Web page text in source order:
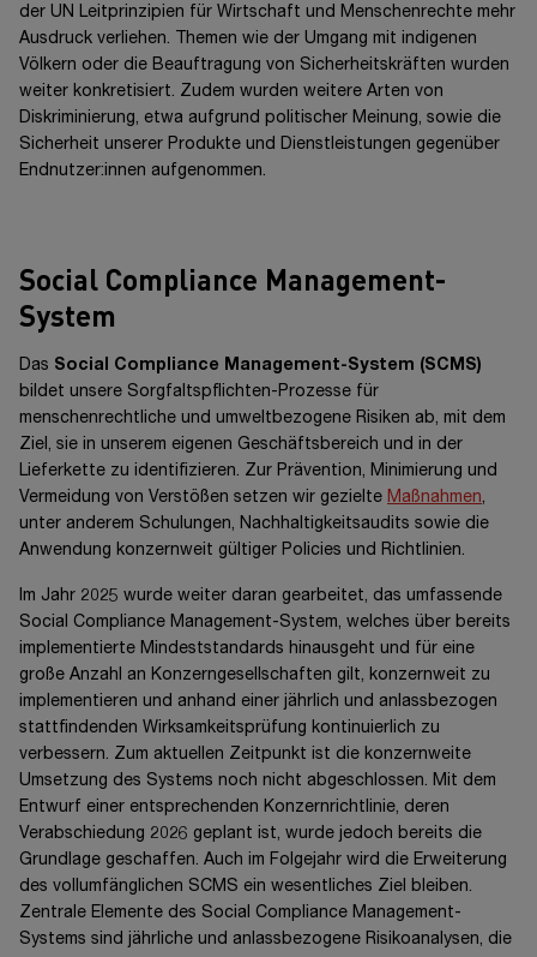
der UN Leitprinzipien für Wirtschaft und Menschenrechte mehr
Ausdruck verliehen. Themen wie der Umgang mit indigenen
Völkern oder die Beauftragung von Sicherheitskräften wurden
weiter konkretisiert. Zudem wurden weitere Arten von
Diskriminierung, etwa aufgrund politischer Meinung, sowie die
Sicherheit unserer Produkte und Dienstleistungen gegenüber
Endnutzer:innen aufgenommen.
Social Compliance Management-
System
Das Social Compliance Management-System (SCMS)
bildet unsere Sorgfaltspflichten-Prozesse für
menschenrechtliche und umweltbezogene Risiken ab, mit dem
Ziel, sie in unserem eigenen Geschäftsbereich und in der
Lieferkette zu identifizieren. Zur Prävention, Minimierung und
Vermeidung von Verstößen setzen wir gezielte Maßnahmen,
unter anderem Schulungen, Nachhaltigkeitsaudits sowie die
Anwendung konzernweit gültiger Policies und Richtlinien.
Im Jahr 2025 wurde weiter daran gearbeitet, das umfassende
Social Compliance Management-System, welches über bereits
implementierte Mindeststandards hinausgeht und für eine
große Anzahl an Konzerngesellschaften gilt, konzernweit zu
implementieren und anhand einer jährlich und anlassbezogen
stattfindenden Wirksamkeitsprüfung kontinuierlich zu
verbessern. Zum aktuellen Zeitpunkt ist die konzernweite
Umsetzung des Systems noch nicht abgeschlossen. Mit dem
Entwurf einer entsprechenden Konzernrichtlinie, deren
Verabschiedung 2026 geplant ist, wurde jedoch bereits die
Grundlage geschaffen. Auch im Folgejahr wird die Erweiterung
des vollumfänglichen SCMS ein wesentliches Ziel bleiben.
Zentrale Elemente des Social Compliance Management-
Systems sind jährliche und anlassbezogene Risikoanalysen, die